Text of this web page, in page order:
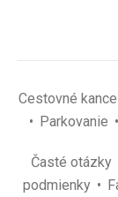
Cestovné
Parkovanie
Časté otázky
podmienky